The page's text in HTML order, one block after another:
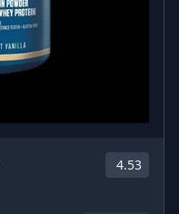
4.53